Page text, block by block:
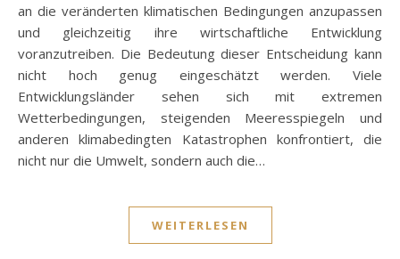
an die veränderten klimatischen Bedingungen anzupassen
und gleichzeitig ihre wirtschaftliche Entwicklung
voranzutreiben. Die Bedeutung dieser Entscheidung kann
nicht hoch genug eingeschätzt werden. Viele
Entwicklungsländer sehen sich mit extremen
Wetterbedingungen, steigenden Meeresspiegeln und
anderen klimabedingten Katastrophen konfrontiert, die
nicht nur die Umwelt, sondern auch die…
WEITERLESEN